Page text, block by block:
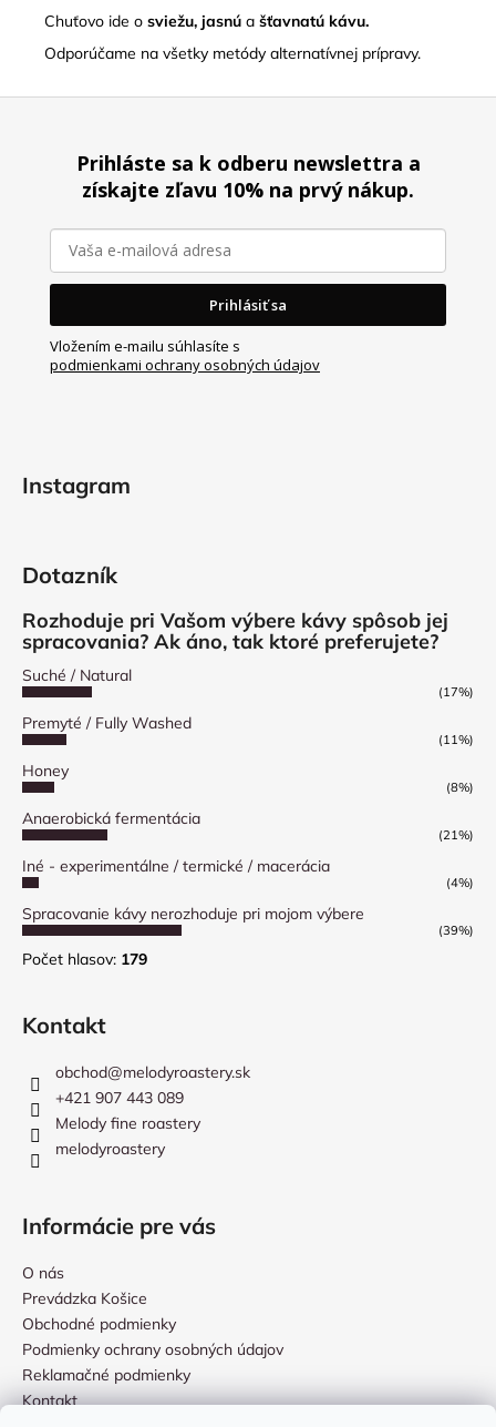
Chuťovo ide o sviežu, jasnú a šťavnatú kávu.
Odporúčame na všetky metódy alternatívnej prípravy.
Prihláste sa k odberu newslettra a
získajte zľavu 10% na prvý nákup.
Prihlásiť sa
Vložením e-mailu súhlasíte s
podmienkami ochrany osobných údajov
Instagram
Dotazník
Rozhoduje pri Vašom výbere kávy spôsob jej
spracovania? Ak áno, tak ktoré preferujete?
Suché / Natural
(17%)
Premyté / Fully Washed
(11%)
Honey
(8%)
Anaerobická fermentácia
(21%)
Iné - experimentálne / termické / macerácia
(4%)
Spracovanie kávy nerozhoduje pri mojom výbere
(39%)
Počet hlasov: 179
Kontakt
obchod@melodyroastery.sk
+421 907 443 089
Melody fine roastery
melodyroastery
Informácie pre vás
O nás
Prevádzka Košice
Obchodné podmienky
Podmienky ochrany osobných údajov
Reklamačné podmienky
Kontakt